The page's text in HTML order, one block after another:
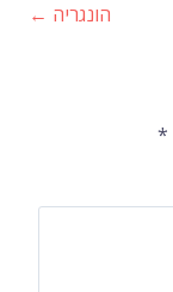
הונגריה ←
*